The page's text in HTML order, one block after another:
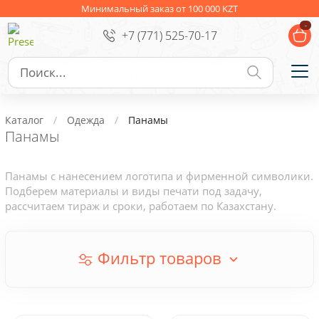
Минимальный заказ от 100 000 KZT
+7 (771) 525-70-17
-
Ежедневники Новогодние подарки
Сувениры к праздникам Упаковка
Личные аксессуары
Деловые подарки
Каталог Одежда Панамы
Панамы
Панамы с нанесением логотипа и фирменной символики.
Подберем материалы и виды печати под задачу,
рассчитаем тираж и сроки, работаем по Казахстану.
Фильтр товаров